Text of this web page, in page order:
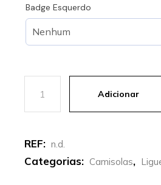
Badge Esquerdo
Quantidade de Marseille |
Adicionar
REF: n.d.
Categorias: Camisolas,